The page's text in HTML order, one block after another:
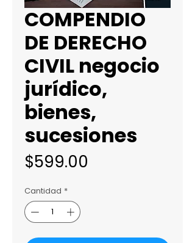
COMPENDIO
DE DERECHO
CIVIL negocio
jurídico,
bienes,
sucesiones
$599.00
Cantidad *